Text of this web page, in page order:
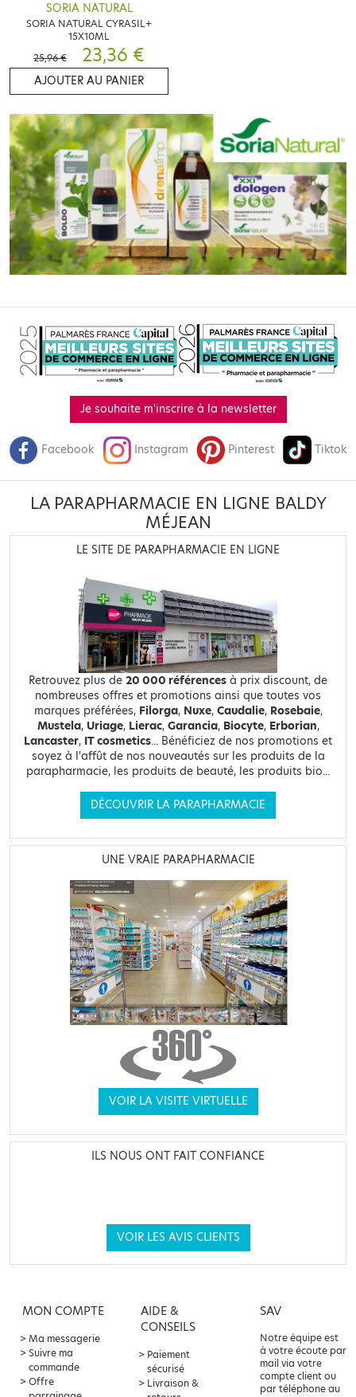
SORIA NATURAL
SORIA NATURAL CYRASIL+
15X10ML
25,96 €
23,36 €
AJOUTER AU PANIER
Je souhaite m'inscrire à la newsletter
Facebook Instagram Pinterest Tiktok
LA PARAPHARMACIE EN LIGNE BALDY
MÉJEAN
LE SITE DE PARAPHARMACIE EN LIGNE
Retrouvez plus de 20 000 références à prix discount, de
nombreuses offres et promotions ainsi que toutes vos
marques préférées, Filorga, Nuxe, Caudalie, Rosebaie,
Mustela, Uriage, Lierac, Garancia, Biocyte, Erborian,
Lancaster, IT cosmetics... Bénéficiez de nos promotions et
soyez à l'affût de nos nouveautés sur les produits de la
parapharmacie, les produits de beauté, les produits bio...
DÉCOUVRIR LA PARAPHARMACIE
UNE VRAIE PARAPHARMACIE
VOIR LA VISITE VIRTUELLE
ILS NOUS ONT FAIT CONFIANCE
VOIR LES AVIS CLIENTS
MON COMPTE
Ma messagerie
Suivre ma
commande
Offre
AIDE &
CONSEILS
Paiement
sécurisé
Livraison &
SAV
Notre équipe est
à votre écoute par
mail via votre
compte client ou
par téléphone au